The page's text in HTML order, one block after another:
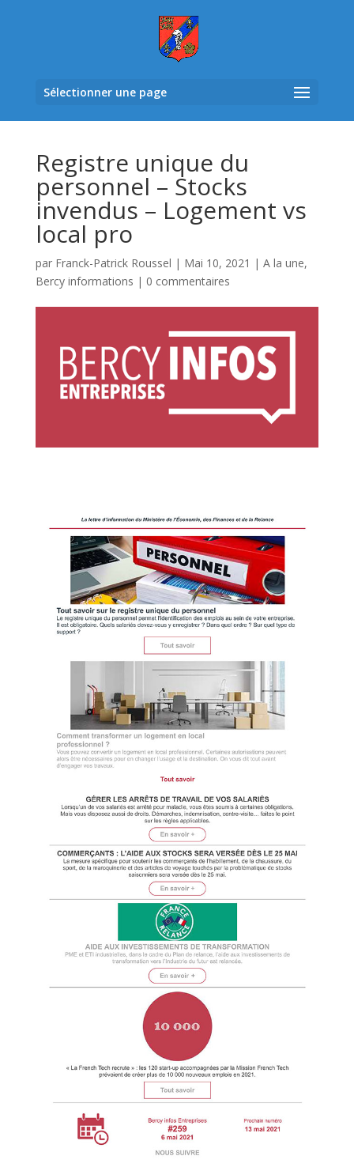
Sélectionner une page
Registre unique du
personnel – Stocks
invendus – Logement vs
local pro
par Franck-Patrick Roussel | Mai 10, 2021 | A la une,
Bercy informations | 0 commentaires